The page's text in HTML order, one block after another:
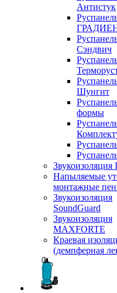
Антистук
Сэндвич
Шунгит
формы
Напыляемые
монтажные
Звукоизоляция
SoundGuard
Звукоизоляция
MAXFORTE
Краевая
(демпферная